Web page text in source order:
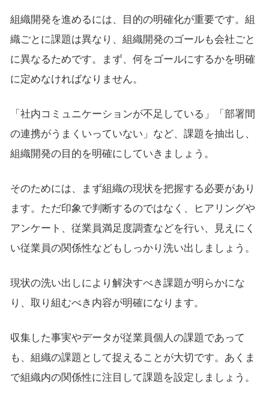
組織開発を進めるには、目的の明確化が重要です。組
織ごとに課題は異なり、組織開発のゴールも会社ごと
に異なるためです。まず、何をゴールにするかを明確
に定めなければなりません。
「社内コミュニケーションが不足している」「部署間
の連携がうまくいっていない」など、課題を抽出し、
組織開発の目的を明確にしていきましょう。
そのためには、まず組織の現状を把握する必要があり
ます。ただ印象で判断するのではなく、ヒアリングや
アンケート、従業員満足度調査などを行い、見えにく
い従業員の関係性などもしっかり洗い出しましょう。
現状の洗い出しにより解決すべき課題が明らかにな
り、取り組むべき内容が明確になります。
収集した事実やデータが従業員個人の課題であって
も、組織の課題として捉えることが大切です。あくま
で組織内の関係性に注目して課題を設定しましょう。